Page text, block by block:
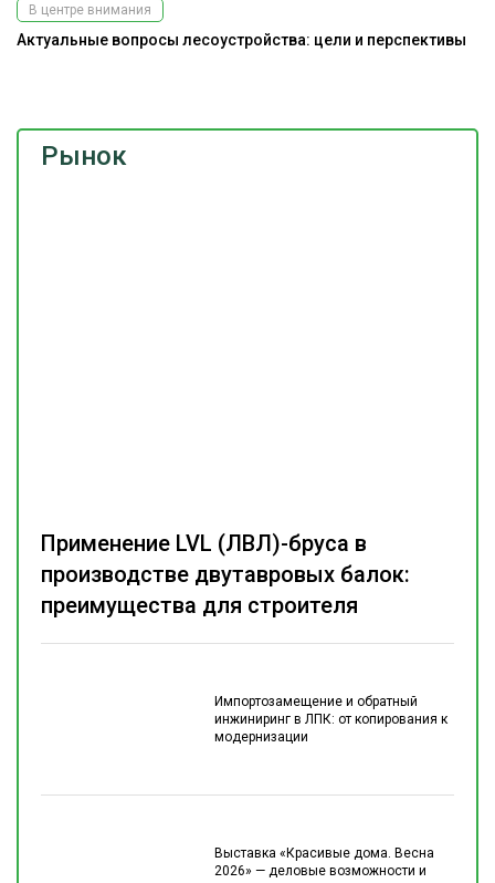
Рынок
Импортозамещение и обратный
инжиниринг в ЛПК: от копирования к
модернизации
Выставка «Красивые дома. Весна
2026» — деловые возможности и
Применение LVL (ЛВЛ)-бруса в
производстве двутавровых балок:
преимущества для строителя
В центре внимания
Актуальные вопросы лесоустройства: цели и перспективы